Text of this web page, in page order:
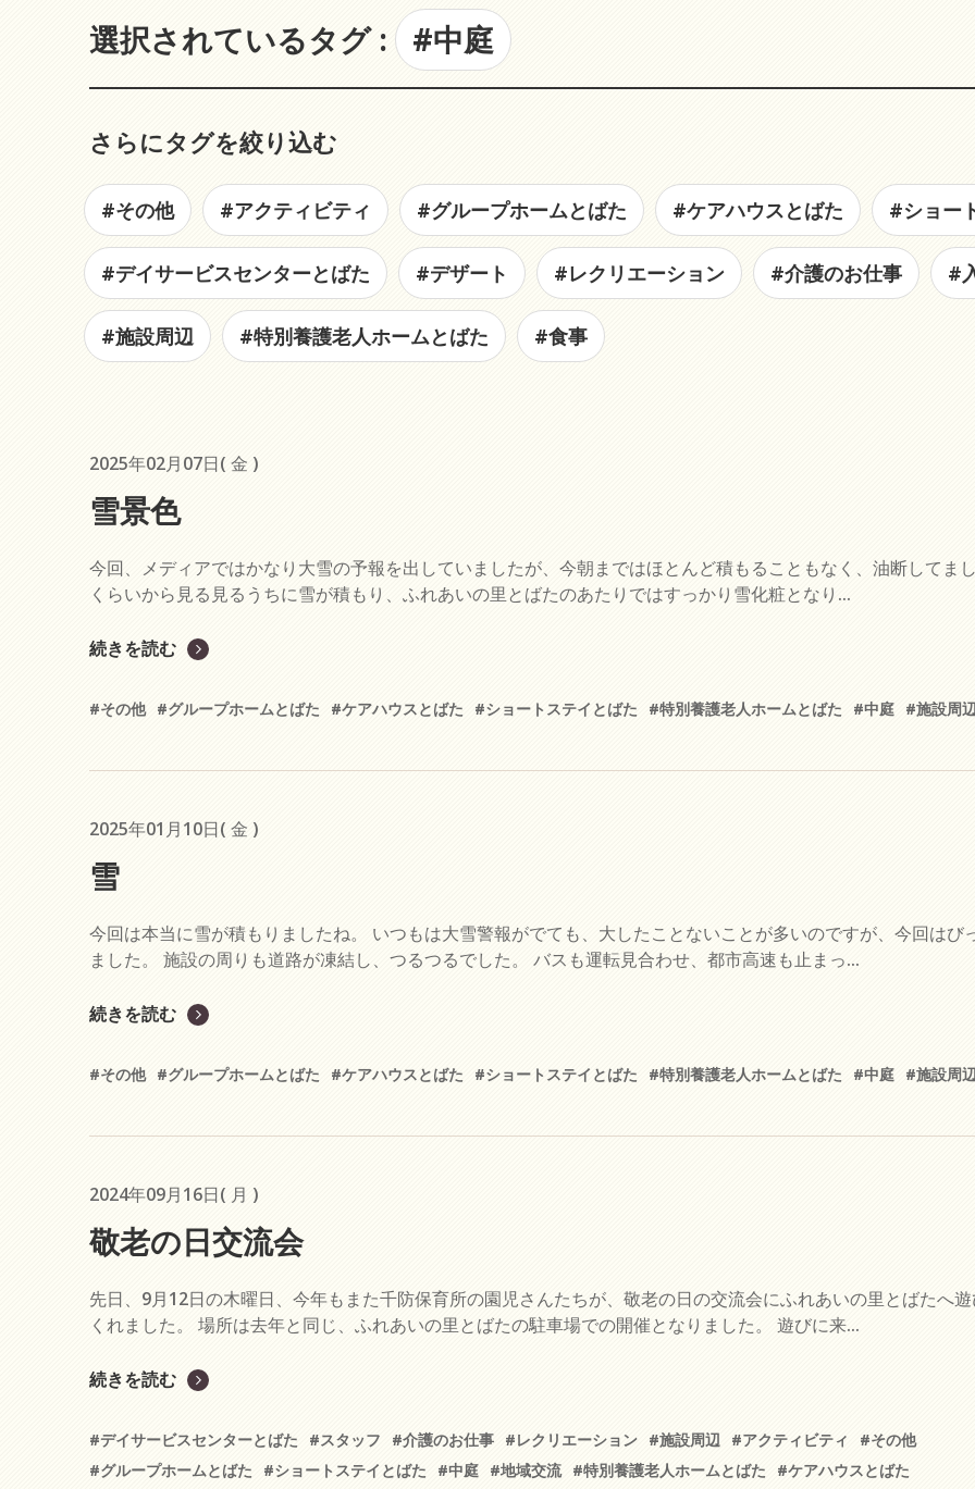
選択されているタグ : #中庭
さらにタグを絞り込む
#その他 #アクティビティ #グループホームとばた #ケアハウスとばた #ショー
#デイサービスセンターとばた #デザート #レクリエーション #介護のお仕事 #
#施設周辺 #特別養護老人ホームとばた #食事
2025年02月07日( 金 )
雪景色
今回、メディアではかなり大雪の予報を出していましたが、今朝まではほとんど積もることもなく、油断してま
くらいから見る見るうちに雪が積もり、ふれあいの里とばたのあたりではすっかり雪化粧となり...
続きを読む
#その他 #グループホームとばた #ケアハウスとばた #ショートステイとばた #特別養護老人ホームとばた #中庭 #施設周
2025年01月10日( 金 )
雪
今回は本当に雪が積もりましたね。 いつもは大雪警報がでても、大したことないことが多いのですが、今回はび
ました。 施設の周りも道路が凍結し、つるつるでした。 バスも運転見合わせ、都市高速も止まっ...
続きを読む
#その他 #グループホームとばた #ケアハウスとばた #ショートステイとばた #特別養護老人ホームとばた #中庭 #施設周
2024年09月16日( 月 )
敬老の日交流会
先日、9月12日の木曜日、今年もまた千防保育所の園児さんたちが、敬老の日の交流会にふれあいの里とばたへ
くれました。 場所は去年と同じ、ふれあいの里とばたの駐車場での開催となりました。 遊びに来...
続きを読む
#デイサービスセンターとばた #スタッフ #介護のお仕事 #レクリエーション #施設周辺 #アクティビティ
#その他
#グループホームとばた
#ショートステイとばた #中庭 #地域交流 #特別養護老人ホームとばた #ケアハウスとばた